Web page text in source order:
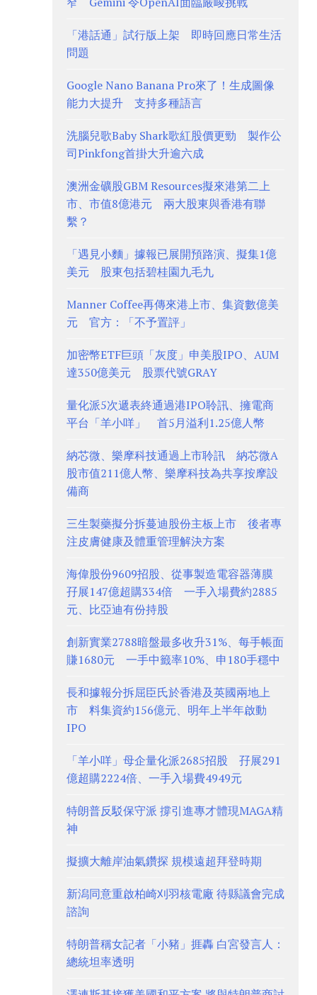
「港話通」試行版上架 即時回應日常生活
問題
Google Nano Banana Pro來了！生成圖像
能力大提升 支持多種語言
洗腦兒歌Baby Shark歌紅股價更勁 製作公
司Pinkfong首掛大升逾六成
澳洲金礦股GBM Resources擬來港第二上
市、市值8億港元 兩大股東與香港有聯
繫？
「遇見小麵」據報已展開預路演、擬集1億
美元 股東包括碧桂園九毛九
Manner Coffee再傳來港上市、集資數億美
元 官方：「不予置評」
加密幣ETF巨頭「灰度」申美股IPO、AUM
達350億美元 股票代號GRAY
量化派5次遞表終通過港IPO聆訊、擁電商
平台「羊小咩」 首5月溢利1.25億人幣
納芯微、樂摩科技通過上市聆訊 納芯微A
股市值211億人幣、樂摩科技為共享按摩設
備商
三生製藥擬分拆蔓迪股份主板上市 後者專
注皮膚健康及體重管理解決方案
海偉股份9609招股、從事製造電容器薄膜
孖展147億超購334倍 一手入場費約2885
元、比亞迪有份持股
創新實業2788暗盤最多收升31%、每手帳面
賺1680元 一手中籤率10%、申180手穩中
長和據報分拆屈臣氏於香港及英國兩地上
市 料集資約156億元、明年上半年啟動
IPO
「羊小咩」母企量化派2685招股 孖展291
億超購2224倍、一手入場費4949元
特朗普反駁保守派 撐引進專才體現MAGA精
神
擬擴大離岸油氣鑽探 規模遠超拜登時期
新潟同意重啟柏崎刈羽核電廠 待縣議會完成
諮詢
特朗普稱女記者「小豬」捱轟 白宮發言人：
總統坦率透明